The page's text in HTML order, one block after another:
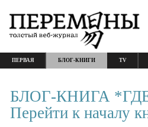
ПЕРВАЯ БЛОГ-КНИГИ TV
БЛОГ-КНИГА
Перейти к началу